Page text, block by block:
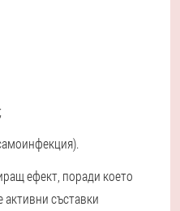
ефект, поради което
активни съставки